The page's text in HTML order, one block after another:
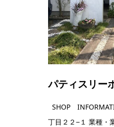
パティスリー
SHOP
丁目２２−１ 業種・